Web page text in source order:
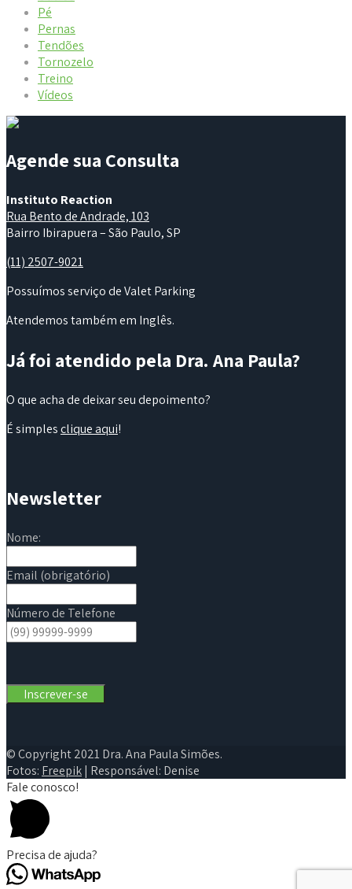
Pé
Pernas
Tendões
Tornozelo
Treino
Vídeos
Agende sua Consulta
Instituto Reaction
Rua Bento de Andrade, 103
Bairro Ibirapuera – São Paulo, SP
(11) 2507-9021
Possuímos serviço de Valet Parking
Atendemos também em Inglês.
Já foi atendido pela Dra. Ana Paula?
O que acha de deixar seu depoimento?
É simplesclique aqui!
Newsletter
Nome:
Email (obrigatório)
Número de Telefone
© Copyright 2021 Dra. Ana Paula Simões.
Fotos: Freepik| Responsável: Denise
Fale conosco!
Precisa de ajuda?